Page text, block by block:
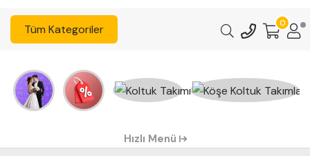
Tüm Kategoriler 0
Hızlı Menü